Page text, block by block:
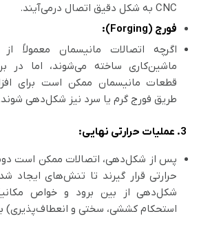
CNC به شکل دقیق اتصال درمی‌آیند.
فورج (Forging):
اگرچه اتصالات مانیسمان
ماشین‌کاری ساخته می‌شوند، اما در
قطعات مانیسمان ممکن است برای
طریق فورج گرم یا سرد نیز شکل‌دهی
3. عملیات حرارتی نهایی:
پس از شکل‌دهی، اتصالات ممکن است
حرارتی قرار گیرند تا تنش‌های ایجاد
شکل‌دهی از بین برود و خواص
استحکام کششی، سختی و انعطاف‌پذیری)